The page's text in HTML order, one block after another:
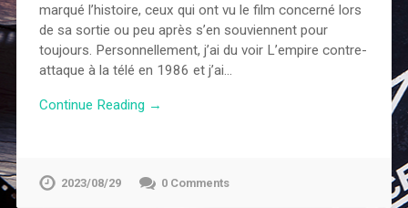
marqué l’histoire, ceux qui ont vu le film concerné lors
de sa sortie ou peu après s’en souviennent pour
toujours. Personnellement, j’ai du voir L’empire contre-
attaque à la télé en 1986 et j’ai…
Continue Reading →
2023/08/29 0 Comments